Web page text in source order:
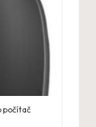
počítač